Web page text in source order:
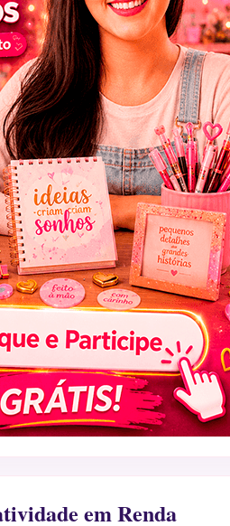
em Renda